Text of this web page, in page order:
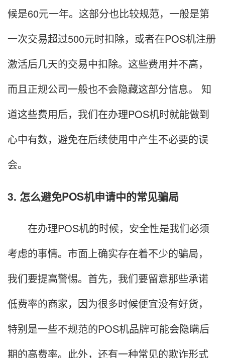
候是60元一年。这部分也比较规范，一般是第
一次交易超过500元时扣除，或者在POS机注册
激活后几天的交易中扣除。这些费用并不高，
而且正规公司一般也不会隐藏这部分信息。 知
道这些费用后，我们在办理POS机时就能做到
心中有数，避免在后续使用中产生不必要的误
会。
3. 怎么避免POS机申请中的常见骗局
在办理POS机的时候，安全性是我们必须
考虑的事情。市面上确实存在着不少的骗局，
我们要提高警惕。首先，我们要留意那些承诺
低费率的商家，因为很多时候便宜没有好货，
特别是一些不规范的POS机品牌可能会隐瞒后
期的高费率。此外，还有一种常见的欺诈形式